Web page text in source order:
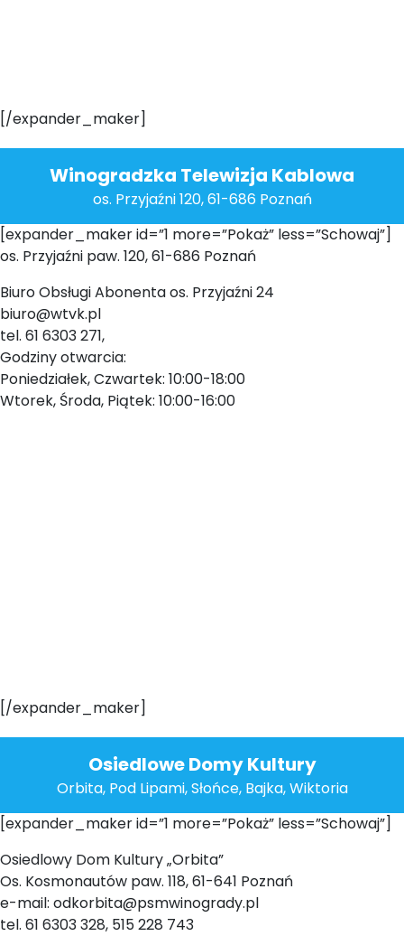
[/expander_maker]
Winogradzka Telewizja Kablowa
os. Przyjaźni 120, 61-686 Poznań
[expander_maker id=”1 more=”Pokaż” less=”Schowaj”]
os. Przyjaźni paw. 120, 61-686 Poznań
Biuro Obsługi Abonenta os. Przyjaźni 24
biuro@wtvk.pl
tel. 61 6303 271,
Godziny otwarcia:
Poniedziałek, Czwartek: 10:00-18:00
Wtorek, Środa, Piątek: 10:00-16:00
[/expander_maker]
Osiedlowe Domy Kultury
Orbita, Pod Lipami, Słońce, Bajka, Wiktoria
[expander_maker id=”1 more=”Pokaż” less=”Schowaj”]
Osiedlowy Dom Kultury „Orbita”
Os. Kosmonautów paw. 118, 61-641 Poznań
e-mail: odkorbita@psmwinogrady.pl
tel. 61 6303 328, 515 228 743